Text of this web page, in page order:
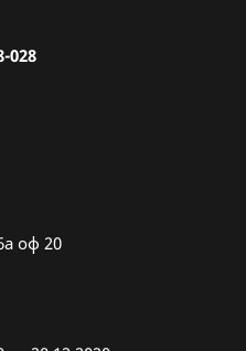
028
оф 20